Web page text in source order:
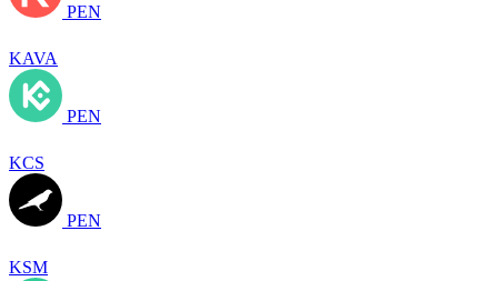
PEN
KAVA
PEN
KCS
PEN
KSM